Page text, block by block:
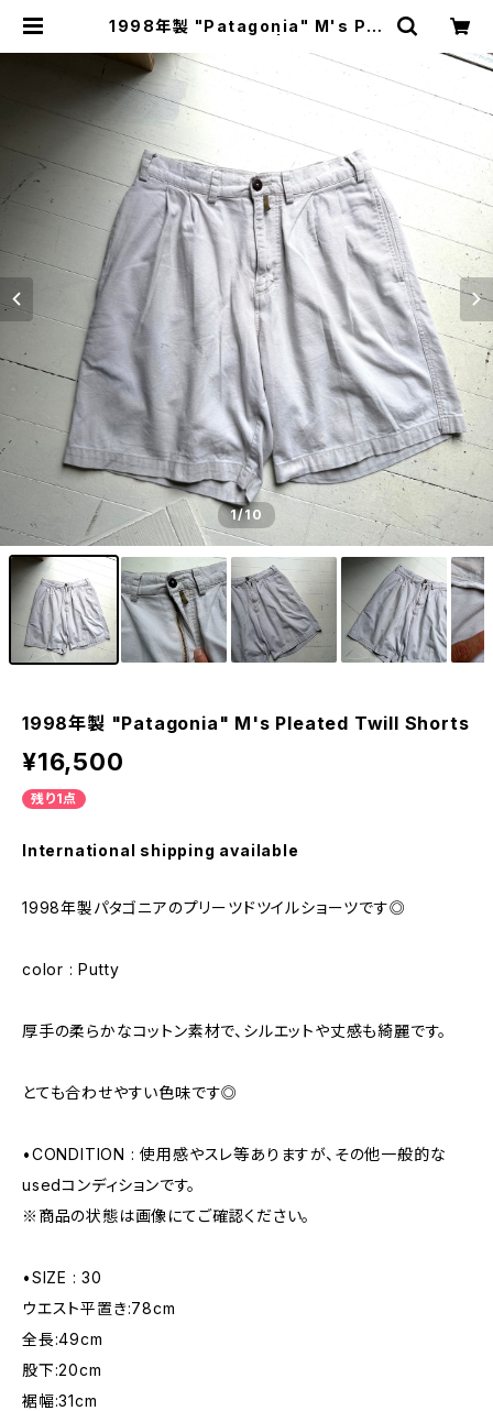
1998年製 "Patagonia" M's Ple
1/10
1998年製 "Patagonia" M's Pleated Twill Shorts
¥16,500
残り1点
International shipping available
1998年製パタゴニアのプリーツドツイルショーツです◎
color : Putty
厚手の柔らかなコットン素材で、シルエットや丈感も綺麗です。
とても合わせやすい色味です◎
•CONDITION : 使用感やスレ等ありますが、その他一般的な
usedコンディションです。
※商品の状態は画像にてご確認ください。
•SIZE : 30
ウエスト平置き:78cm
全長:49cm
股下:20cm
裾幅:31cm